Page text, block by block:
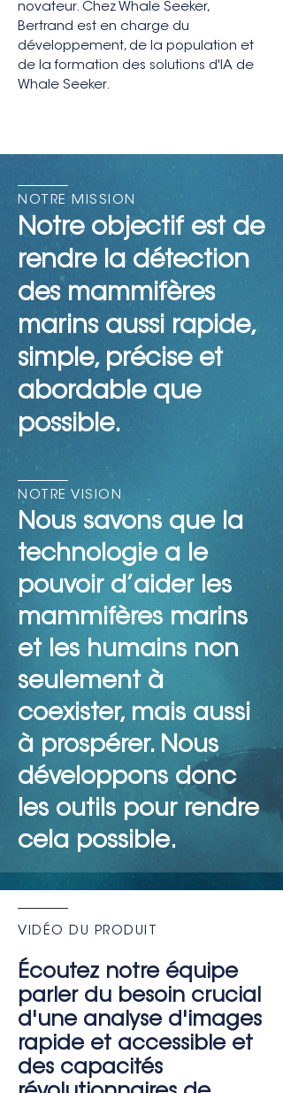
novateur. Chez Whale Seeker,
Bertrand est en charge du
développement, de la population et
de la formation des solutions d'IA de
Whale Seeker.
NOTRE MISSION
Notre objectif est de
rendre la détection
des mammifères
marins aussi rapide,
simple, précise et
abordable que
possible.
NOTRE VISION
Nous savons que la
technologie a le
pouvoir d’aider les
mammifères marins
et les humains non
seulement à
coexister, mais aussi
à prospérer. Nous
développons donc
les outils pour rendre
cela possible.
VIDÉO DU PRODUIT
Écoutez notre équipe
parler du besoin crucial
d'une analyse d'images
rapide et accessible et
des capacités